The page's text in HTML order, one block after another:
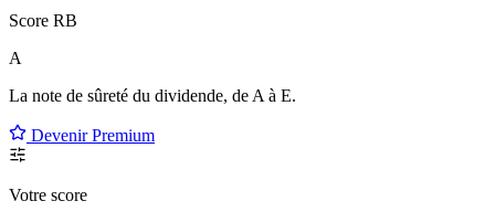
Score RB
A
La note de sûreté du dividende, de A à E.
Devenir Premium
Votre score